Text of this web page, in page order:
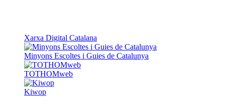
Xarxa Digital Catalana
Minyons Escoltes i Guies de Catalunya
TOTHOMweb
Kiwop